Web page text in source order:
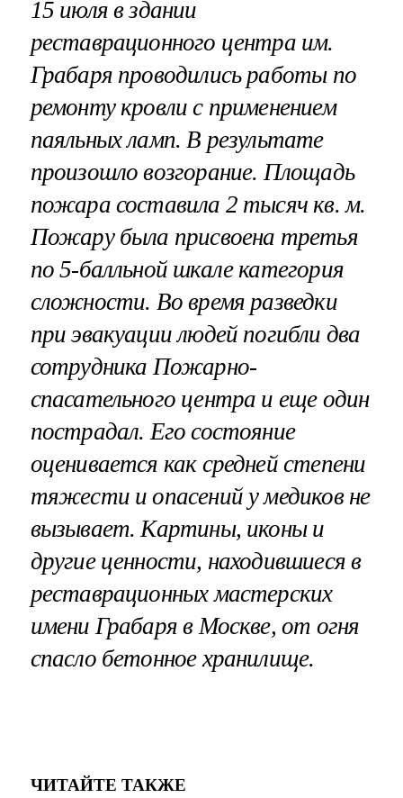
15 июля в здании
реставрационного центра им.
Грабаря проводились работы по
ремонту кровли с применением
паяльных ламп. В результате
произошло возгорание. Площадь
пожара составила 2 тысяч кв. м.
Пожару была присвоена третья
по 5-балльной шкале категория
сложности. Во время разведки
при эвакуации людей погибли два
сотрудника Пожарно-
спасательного центра и еще один
пострадал. Его состояние
оценивается как средней степени
тяжести и опасений у медиков не
вызывает. Картины, иконы и
другие ценности, находившиеся в
реставрационных мастерских
имени Грабаря в Москве, от огня
спасло бетонное хранилище.
ЧИТАЙТЕ ТАКЖЕ